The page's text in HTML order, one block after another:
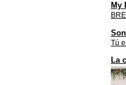
My
Tú
La